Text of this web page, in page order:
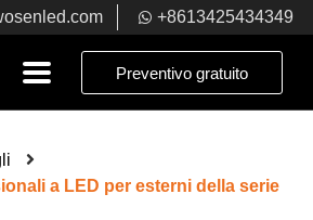
+8613425434349
Preventivo gratuito
a LED per esterni della serie